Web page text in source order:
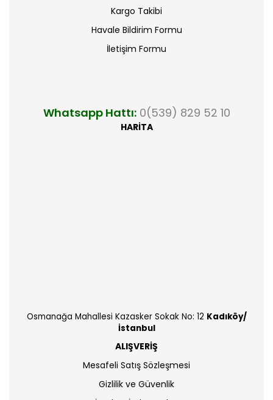
Kargo Takibi
Havale Bildirim Formu
İletişim Formu
Whatsapp Hattı: 0(539) 829 52 10
HARİTA
Osmanağa Mahallesi Kazasker Sokak No: 12 Kadıköy/
İstanbul
ALIŞVERİŞ
Mesafeli Satış Sözleşmesi
Gizlilik ve Güvenlik